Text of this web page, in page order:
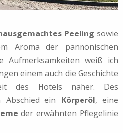
Peeling sowie
Aroma der pannonischen
Aufmerksamkeiten weiß ich
einem auch die Geschichte
des Hotels näher. Des
Abschied ein Körperöl, eine
der erwähnten Pflegelinie